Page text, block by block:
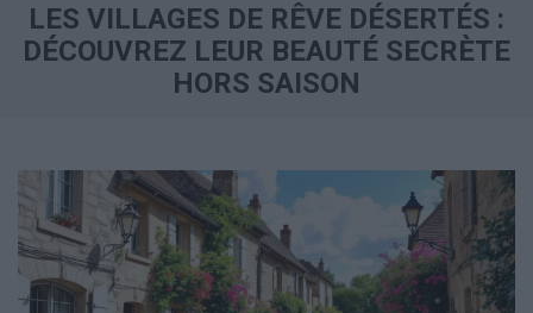
LES VILLAGES DE RÊVE DÉSERTÉS :
DÉCOUVREZ LEUR BEAUTÉ SECRÈTE
HORS SAISON